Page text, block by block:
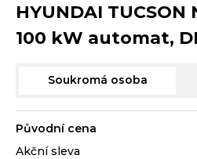
HYUNDAI TUCSON
100 kW automat,
Soukromá osoba
Původní cena
Akční sleva